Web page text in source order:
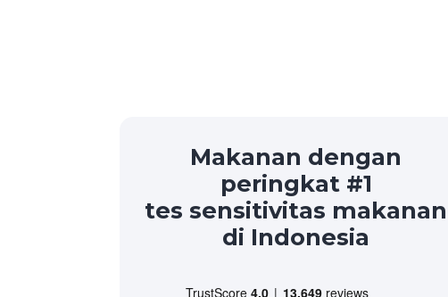
Makanan dengan
peringkat #1
tes sensitivitas makanan
di Indonesia